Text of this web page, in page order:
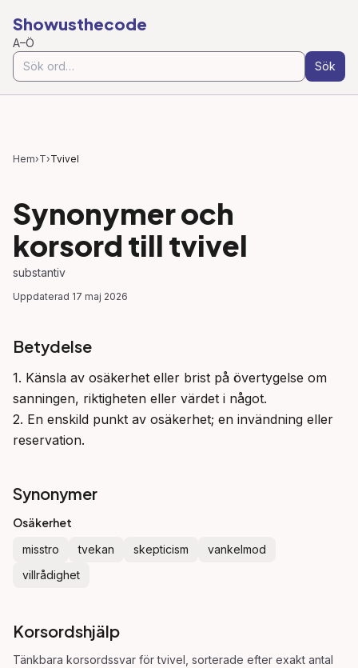
Showusthecode
A–Ö
Sök
Hem›T›Tvivel
Synonymer och
korsord till tvivel
substantiv
Uppdaterad 17 maj 2026
Betydelse
1. Känsla av osäkerhet eller brist på övertygelse om
sanningen, riktigheten eller värdet i något.
2. En enskild punkt av osäkerhet; en invändning eller
reservation.
Synonymer
Osäkerhet
misstro tvekan skepticism
vankelmod
villrådighet
Korsordshjälp
Tänkbara korsordssvar förtvivel , sorterade efter exakt antal